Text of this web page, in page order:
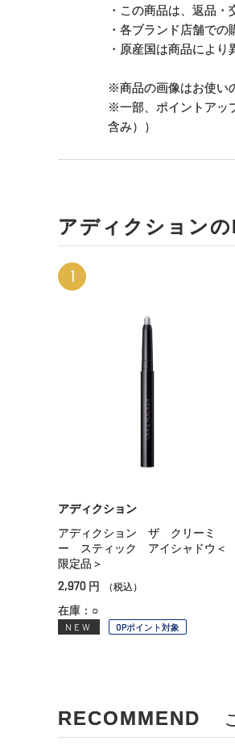
・この商品は、返品・
・各ブランド店舗で
・原産国は商品により
※商品の画像はお使い
※一部、ポイントアッ
含み））
アディクション
1
アディクション
アディクション ザ クリーミ
ー スティック アイシャドウ＜
限定品＞
2,970 円 （税込）
在庫：○
NEW OPポイント対象
RECOMMEND